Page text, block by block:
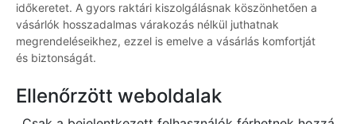
időkeretet. A gyors raktári kiszolgálásnak köszönhetően a
vásárlók hosszadalmas várakozás nélkül juthatnak
megrendeléseikhez, ezzel is emelve a vásárlás komfortját
és biztonságát.
Ellenőrzött weboldalak